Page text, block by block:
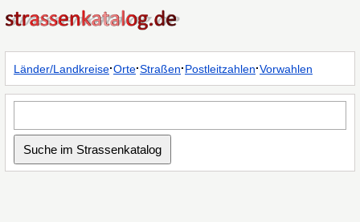
Länder/Landkreise·Orte·Straßen·Postleitzahlen·Vorwahlen